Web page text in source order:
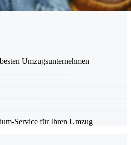
Umzugsunternehmen
Service für Ihren Umzug